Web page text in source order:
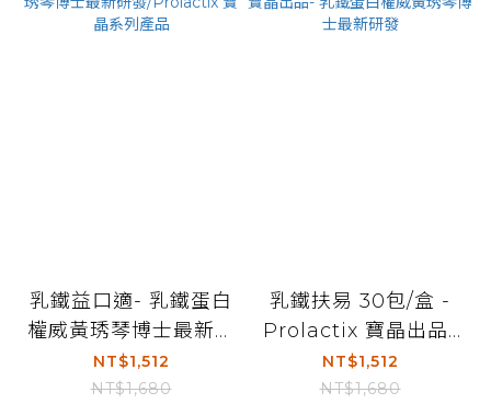
乳鐵益口適- 乳鐵蛋白
權威黃琇琴博士最新研
發/Prolactix 寶晶系
列產品
NT$1,512
NT$1,680
乳鐵扶易 30包/盒 -
Prolactix 寶晶出品-
乳鐵蛋白權威黃琇琴博
士最新研發
NT$1,512
NT$1,680